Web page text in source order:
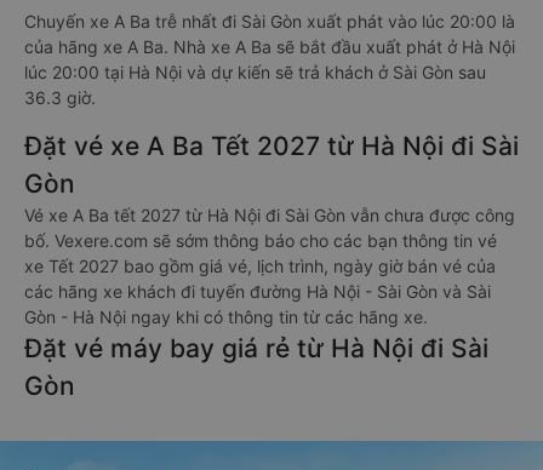
Chuyến xe A Ba trễ nhất đi Sài Gòn xuất phát vào lúc 20:00 là
của hãng xe A Ba. Nhà xe A Ba sẽ bắt đầu xuất phát ở Hà Nội
lúc 20:00 tại Hà Nội và dự kiến sẽ trả khách ở Sài Gòn sau
36.3 giờ.
Đặt vé xe A Ba Tết 2027 từ Hà Nội đi Sài
Gòn
Vé xe A Ba tết 2027 từ Hà Nội đi Sài Gòn vẫn chưa được công
bố. Vexere.com sẽ sớm thông báo cho các bạn thông tin vé
xe Tết 2027 bao gồm giá vé, lịch trình, ngày giờ bán vé của
các hãng xe khách đi tuyến đường Hà Nội - Sài Gòn và Sài
Gòn - Hà Nội ngay khi có thông tin từ các hãng xe.
Đặt vé máy bay giá rẻ từ Hà Nội đi Sài
Gòn